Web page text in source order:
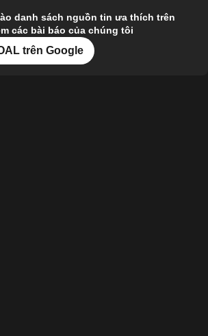
danh sách nguồn tin ưa thích trên
các bài báo của chúng tôi
trên Google